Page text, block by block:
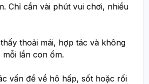
Chỉ cần vài phút vui chơi, nhiều
thoải mái, hợp tác và không
lần con ốm.
vấn đề về hô hấp, sốt hoặc rối